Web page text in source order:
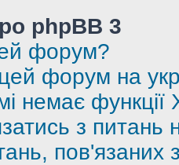
phpBB 3
форум?
форум на
немає функції
з питань